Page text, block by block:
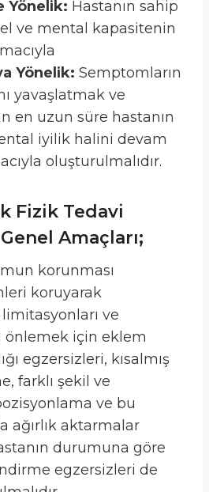
Yönelik: Hastanın sahip
ve mental kapasitenin
Yönelik: Semptomların
yavaşlatmak ve
en uzun süre hastanın
iyilik halini devam
oluşturulmalıdır.
Fizik Tedavi
Amaçları;
korunması
koruyarak
ve
için eklem
egzersizleri, kısalmış
farklı şekil ve
ve bu
ağırlık aktarmalar
durumuna göre
egzersizleri de